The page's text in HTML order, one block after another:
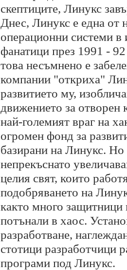
скептиците, Линукс
Днес, Линукс е една от
операционни системи в
фанатици през 1991 -
това несъмнено е
компании "откриха"
развитието му,
движението за
най-големият враг на
огромен фонд за
базирани на Линукс. Но
непрекъснато
целия свят, които
подобряването на
както много защитници
потънали в хаос.
разработване,
стотици разработчици
програми под Линукс.